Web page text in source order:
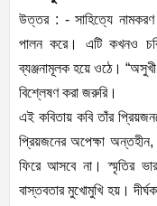
উত্তর : - সাহিত্যে নামকরণ
পালন করে। এটি কখনও
ব্যঞ্জনামূলক হয়ে ওঠে।
বিশ্লেষণ করা জরুরি।
এই কবিতায় কবি তাঁর
প্রিয়জনের অপেক্ষা অন্তহীন,
ফিরে আসবে না। স্মৃতির
বাস্তবতার মুখোমুখি হয়।